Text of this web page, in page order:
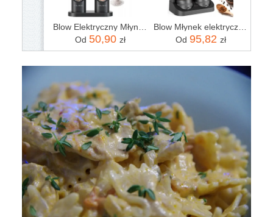
Blow Elektryczny Młynek Do Soli I Pieprzu (44590)
Od 50,90 zł
Blow Młynek elektryczny do pieprzu i soli zestaw 2 szt. czarny (44589)
Od 95,82 zł